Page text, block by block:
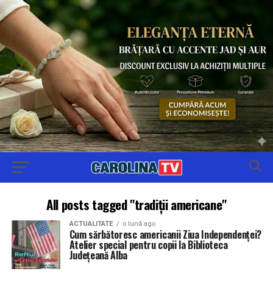
All posts tagged "tradiții americane"
ACTUALITATE o lună ago
Cum sărbătoresc americanii Ziua Independenței?
Atelier special pentru copii la Biblioteca
Județeană Alba